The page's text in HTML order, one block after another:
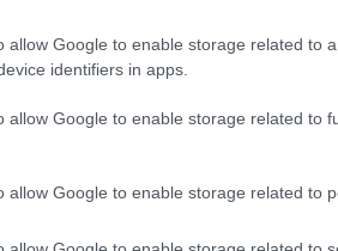
allow Google to enable storage related to
identifiers in apps.
allow Google to enable storage related to
allow Google to enable storage related to
Egyformának kell lennünk!
másiknak, akkor mindenki
nincs többé akitõl félni kell,